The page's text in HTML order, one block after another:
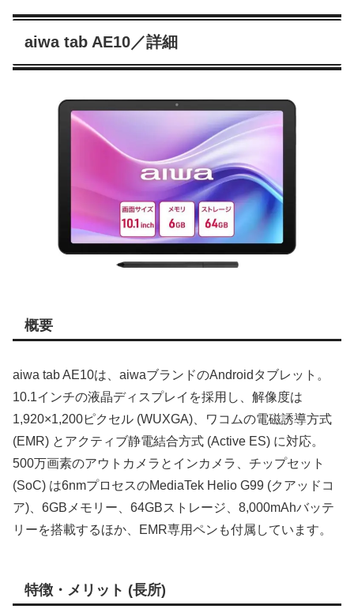
aiwa tab AE10／詳細
概要
aiwa tab AE10は、aiwaブランドのAndroidタブレット。
10.1インチの液晶ディスプレイを採用し、解像度は
1,920×1,200ピクセル (WUXGA)、ワコムの電磁誘導方式
(EMR) とアクティブ静電結合方式 (Active ES) に対応。
500万画素のアウトカメラとインカメラ、チップセット
(SoC) は6nmプロセスのMediaTek Helio G99 (クアッドコ
ア)、6GBメモリー、64GBストレージ、8,000mAhバッテ
リーを搭載するほか、EMR専用ペンも付属しています。
特徴・メリット (長所)